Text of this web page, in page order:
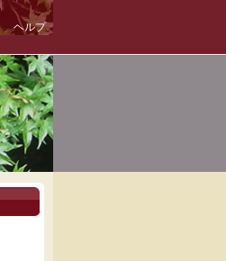
ヘルプ